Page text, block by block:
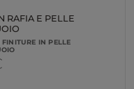
RAFIA E PELLE
IN PELLE